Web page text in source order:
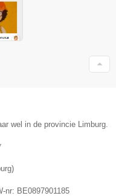
wel in de provincie Limburg.
)
nr: BE0897901185